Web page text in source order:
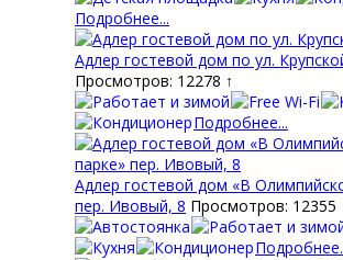
Подробнее...
Адлер гостевой дом по ул.
Просмотров: 12278 ↑
Подробнее...
Адлер гостевой дом «В
пер. Ивовый, 8 Просмотров: 12355